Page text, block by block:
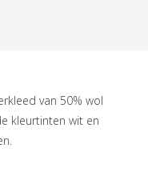
van 50% wol
kleurtinten wit en